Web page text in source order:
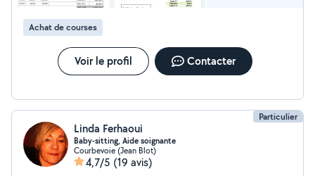
Achat de courses
Voir le profil Contacter
Particulier
Linda Ferhaoui
Baby-sitting, Aide soignante
Courbevoie (Jean Blot)
4,7/5 (19 avis)